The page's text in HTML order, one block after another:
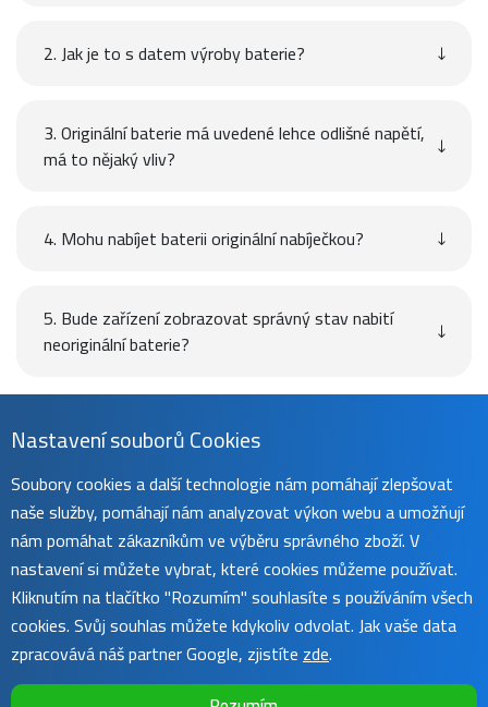
2. Jak je to s datem výroby baterie?
3. Originální baterie má uvedené lehce odlišné napětí,
má to nějaký vliv?
4. Mohu nabíjet baterii originální nabíječkou?
5. Bude zařízení zobrazovat správný stav nabití
neoriginální baterie?
Návod
Uživatelský manuál naleznete natéto stránce.
Nastavení souborů Cookies
Soubory cookies a další technologie nám pomáhají zlepšovat
naše služby, pomáhají nám analyzovat výkon webu a umožňují
nám pomáhat zákazníkům ve výběru správného zboží. V
nastavení si můžete vybrat, které cookies můžeme používat.
Kliknutím na tlačítko "Rozumím" souhlasíte s používáním všech
cookies. Svůj souhlas můžete kdykoliv odvolat. Jak vaše data
zpracovává náš partner Google, zjistítezde.